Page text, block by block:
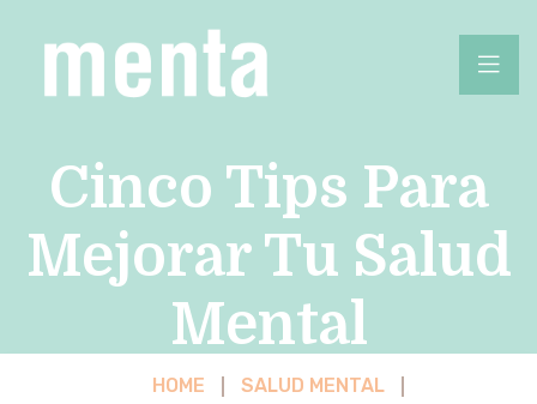
Cinco Tips Para
Mejorar Tu Salud
Mental
HOME
SALUD MENTAL